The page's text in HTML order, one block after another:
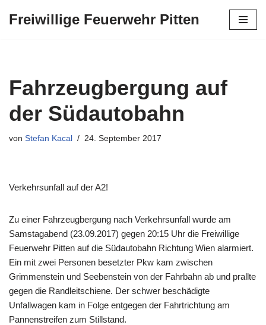
Freiwillige Feuerwehr Pitten
Fahrzeugbergung auf
der Südautobahn
von Stefan Kacal 24. September 2017
Verkehrsunfall auf der A2!
Zu einer Fahrzeugbergung nach Verkehrsunfall wurde am
Samstagabend (23.09.2017) gegen 20:15 Uhr die Freiwillige
Feuerwehr Pitten auf die Südautobahn Richtung Wien alarmiert.
Ein mit zwei Personen besetzter Pkw kam zwischen
Grimmenstein und Seebenstein von der Fahrbahn ab und prallte
gegen die Randleitschiene. Der schwer beschädigte
Unfallwagen kam in Folge entgegen der Fahrtrichtung am
Pannenstreifen zum Stillstand.